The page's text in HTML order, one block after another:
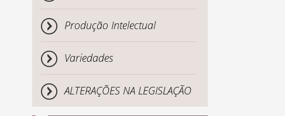
Produção Intelectual
Variedades
ALTERAÇÕES NA LEGISLAÇÃO